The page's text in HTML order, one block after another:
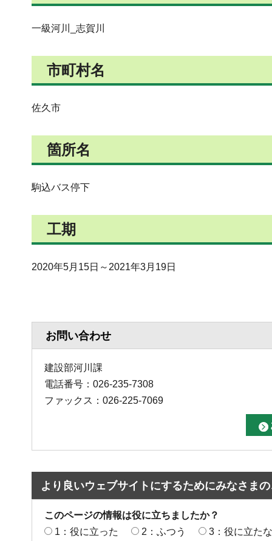
一級河川_志賀川
市町村名
佐久市
箇所名
駒込バス停下
工期
2020年5月15日～2021年3月19日
お問い合わせ
建設部河川課
電話番号：026-235-7308
ファックス：026-225-7069
より良いウェブサイトにするためにみなさま
このページの情報は役に立ちましたか？
1：役に立った
2：ふつう 3：役に立た